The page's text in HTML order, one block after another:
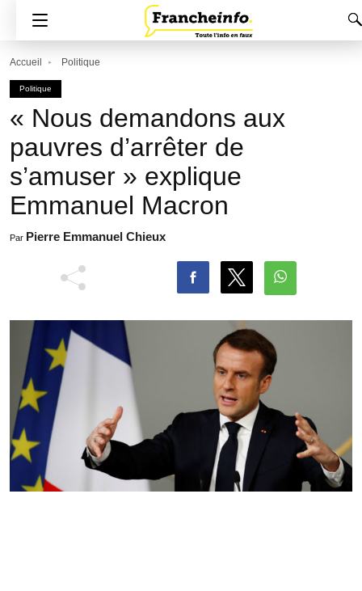
Accueil Politique
Politique
« Nous demandons aux
pauvres d’arrêter de
s’amuser » explique
Emmanuel Macron
Par Pierre Emmanuel Chieux